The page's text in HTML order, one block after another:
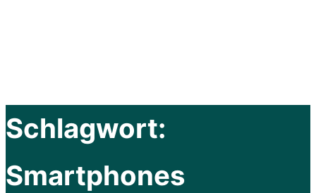
Schlagwort:
Smartphones